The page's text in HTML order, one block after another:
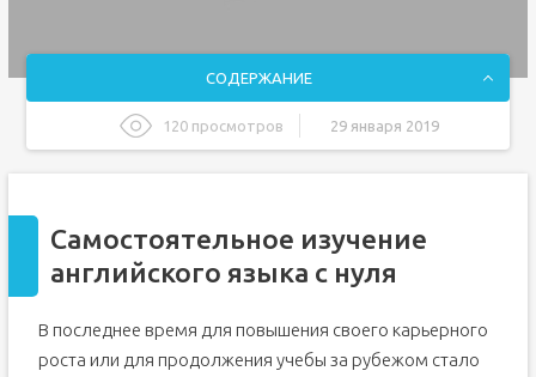
СОДЕРЖАНИЕ
120 просмотров 29 января 2019
Правильные методы – залог успеха
20 бесплатных сайтов для изучения английского языка
Система самоучителя по английскому
Комментарии
Самостоятельное изучение
английского языка с нуля
В последнее время для повышения своего карьерного
роста или для продолжения учебы за рубежом стало